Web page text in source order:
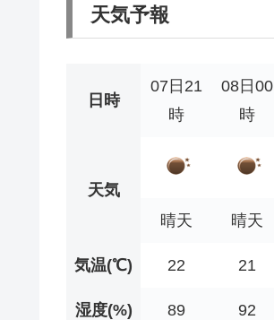
天気予報
日時
07日21
時
08日00
時
天気
晴天
晴天
気温(℃) 22 21
湿度(%) 89 92